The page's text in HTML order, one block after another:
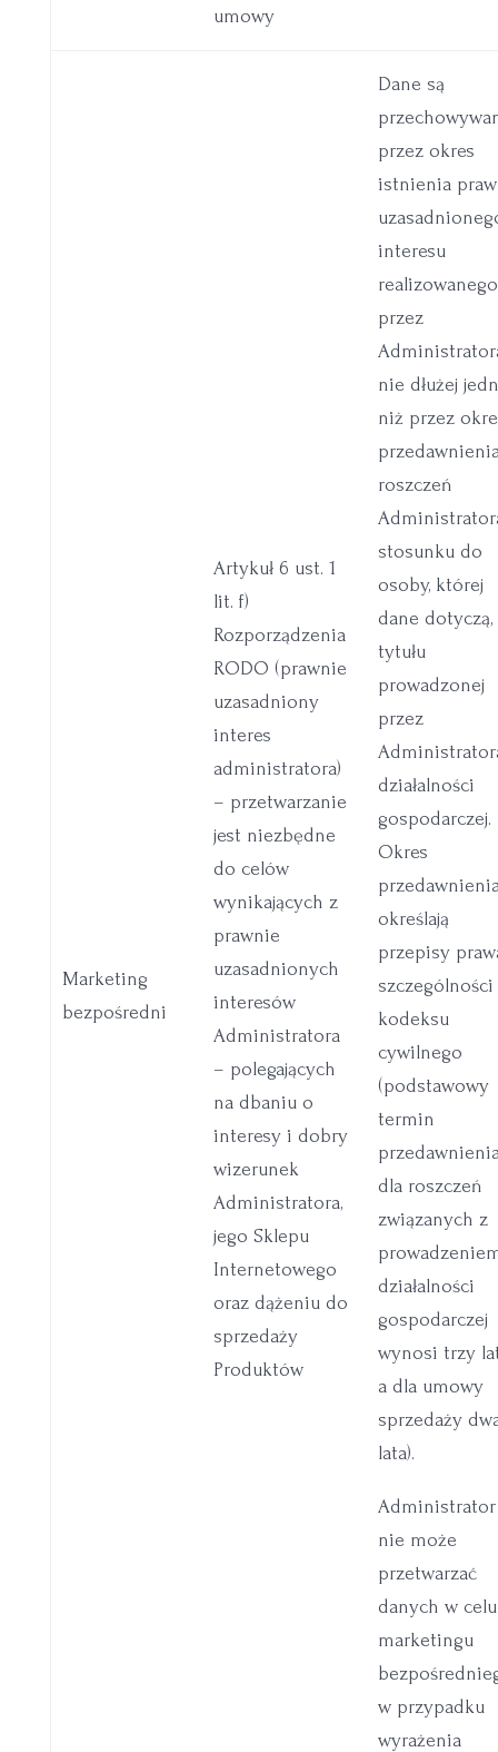
umowy
Marketing
bezpośredni
Artykuł 6 ust. 1
lit. f)
Rozporządzenia
RODO (prawnie
uzasadniony
interes
administratora)
– przetwarzanie
jest niezbędne
do celów
wynikających z
prawnie
uzasadnionych
interesów
Administratora
– polegających
na dbaniu o
interesy i dobry
wizerunek
Administratora,
jego Sklepu
Internetowego
oraz dążeniu do
sprzedaży
Produktów
Dane są
przez okres
istnienia
interesu
realizowanego
przez
nie dłużej
niż przez
roszczeń
stosunku do
osoby, której
dane dotyczą,
tytułu
prowadzonej
przez
działalności
gospodarczej.
Okres
określają
przepisy
szczególności
kodeksu
cywilnego
(podstawowy
termin
dla roszczeń
związanych z
działalności
gospodarczej
wynosi trzy
a dla umowy
sprzedaży
lata).
Administrator
nie może
przetwarzać
danych w celu
marketingu
w przypadku
wyrażenia